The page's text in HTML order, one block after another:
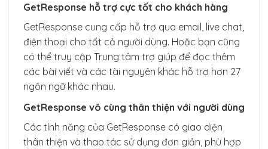
GetResponse hỗ trợ cực tốt cho khách hàng
GetResponse cung cấp hỗ trợ qua email, live chat,
điện thoại cho tất cả người dùng. Hoặc bạn cũng
có thể truy cập Trung tâm trợ giúp để đọc thêm
các bài viết và các tài nguyên khác hỗ trợ hơn 27
ngôn ngữ khác nhau.
GetResponse vô cùng thân thiện với người dùng
Các tính năng của GetResponse có giao diện
thân thiện và thao tác sử dụng đơn giản, phù hợp